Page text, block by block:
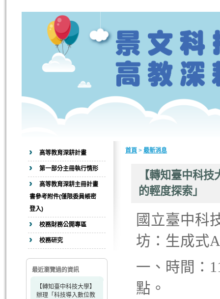
高等教育深耕計畫
第一部分主冊執行情形
高等教育深耕主冊計畫
書參考附件(僅限委員帳密
登入)
校務財務公開專區
校務研究
最近瀏覽過的資訊
【轉知臺中科技大學】
辦理「科技導入數位教
首頁 > 最新消息
【轉知臺中科
的輕度探索」
國立臺中科
坊：生成式
一、時間：
點。